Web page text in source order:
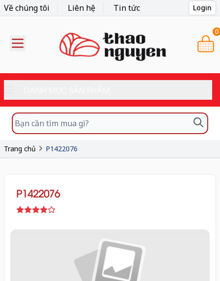
Về chúng tôi Liên hệ Tin tức Login
0
Trang chủ P1422076
P1422076